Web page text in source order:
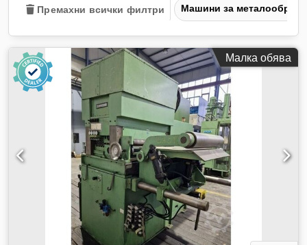
Премахни всички филтри Машини за
Малка обява